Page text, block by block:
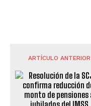
ARTÍCULO ANTERIOR